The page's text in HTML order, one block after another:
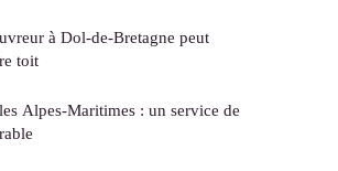
à Dol-de-Bretagne peut
toit
Alpes-Maritimes : un service de